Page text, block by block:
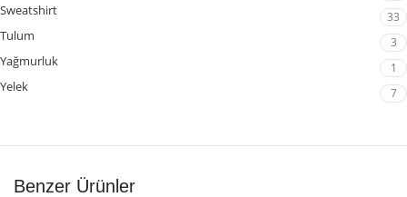
Sweatshirt 33
Tulum 3
Yağmurluk 1
Yelek 7
Benzer Ürünler